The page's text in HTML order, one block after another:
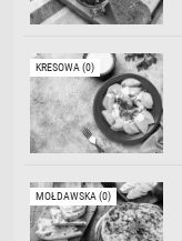
KRESOWA (0)
MOŁDAWSKA (0)